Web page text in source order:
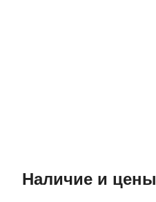
Наличие и цены